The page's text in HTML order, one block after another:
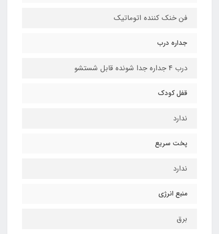
فن خنک کننده اتوماتیک
جداره درب
درب ۴ جداره جدا شونده قابل شستشو
قفل کودک
ندارد
پخت سریع
ندارد
منبع انرژی
برق